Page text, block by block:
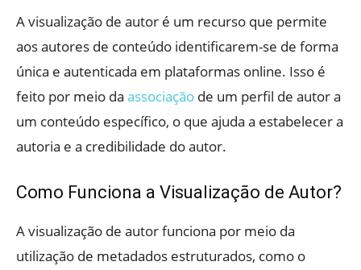
A visualização de autor é um recurso que permite
aos autores de conteúdo identificarem-se de forma
única e autenticada em plataformas online. Isso é
feito por meio da associação de um perfil de autor a
um conteúdo específico, o que ajuda a estabelecer a
autoria e a credibilidade do autor.
Como Funciona a Visualização de Autor?
A visualização de autor funciona por meio da
utilização de metadados estruturados, como o